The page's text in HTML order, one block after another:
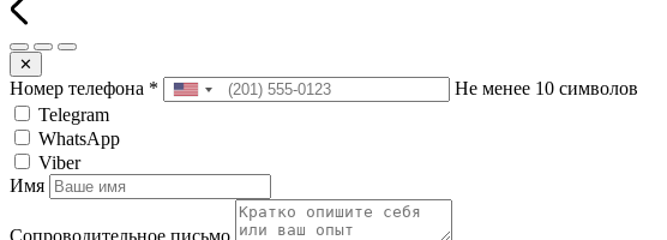
✕
Номер телефона *
Не менее 10 символов
Telegram
WhatsApp
Viber
Имя